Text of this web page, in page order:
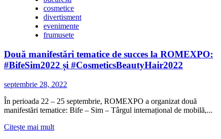
apă
folosit
în
saloanele
de
cosmetice
divertisment
evenimente
frumusete
Două manifestări tematice de succes la ROMEXPO:
#BifeSim2022 și #CosmeticsBeautyHair2022
septembrie 28, 2022
În perioada 22 – 25 septembrie, ROMEXPO a organizat două
manifestări tematice: Bife – Sim – Târgul internațional de mobilă,...
Citește mai multCitește